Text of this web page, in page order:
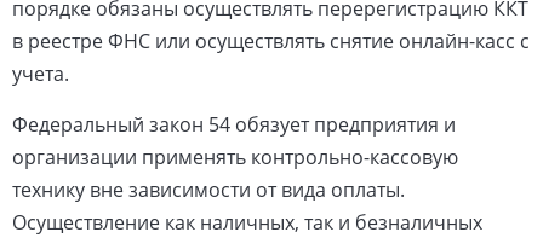
порядке обязаны осуществлять перерегистрацию ККТ
в реестре ФНС или осуществлять снятие онлайн-касс с
учета.
Федеральный закон 54 обязует предприятия и
организации применять контрольно-кассовую
технику вне зависимости от вида оплаты.
Осуществление как наличных, так и безналичных